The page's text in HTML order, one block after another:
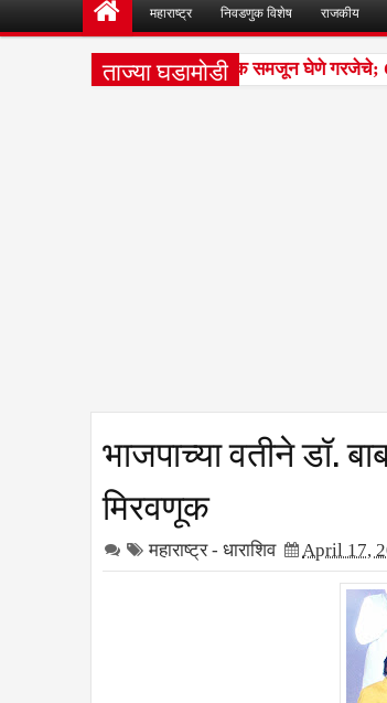
महाराष्ट्र निवडणुक विशेष राजकीय
ताज्या घडामोडी
टक्केवारी आणि पर्सेंटाइलचा फरक समजून घेणे गरजेचे;
भाजपाच्या वतीने डॉ.
मिरवणूक
महाराष्ट्र - धाराशिव April 17,